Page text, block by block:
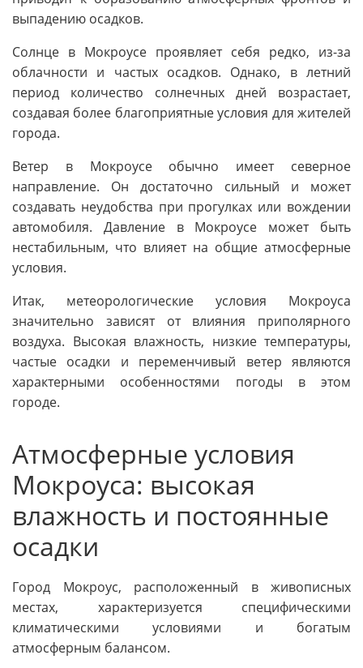
выпадению осадков.
Солнце в Мокроусе проявляет себя редко, из-за
облачности и частых осадков. Однако, в летний
период количество солнечных дней возрастает,
создавая более благоприятные условия для жителей
города.
Ветер в Мокроусе обычно имеет северное
направление. Он достаточно сильный и может
создавать неудобства при прогулках или вождении
автомобиля. Давление в Мокроусе может быть
нестабильным, что влияет на общие атмосферные
условия.
Итак, метеорологические условия Мокроуса
значительно зависят от влияния приполярного
воздуха. Высокая влажность, низкие температуры,
частые осадки и переменчивый ветер являются
характерными особенностями погоды в этом
городе.
Атмосферные условия
Мокроуса: высокая
влажность и постоянные
осадки
Город Мокроус, расположенный в живописных
местах, характеризуется специфическими
климатическими условиями и богатым
атмосферным балансом.